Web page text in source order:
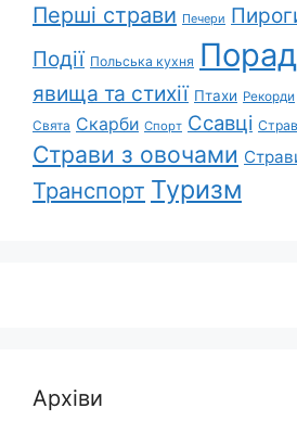
Перші страви Печери
Події Польська кухня
явища та стихії Птахи Рекорди
Свята Скарби Спорт Ссавці
Страви з овочами
Транспорт Туризм
Архіви